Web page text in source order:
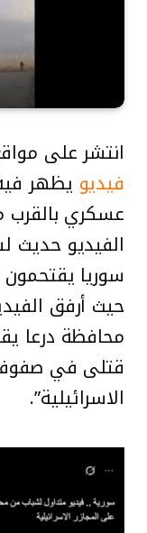
انتشر على
فيديو يظهر
عسكري بالقرب
الفيديو حديث
سوريا يقتحمون
حيث أرفق
محافظة درعا
قتلى في صفوف
الاسرائيلية”.